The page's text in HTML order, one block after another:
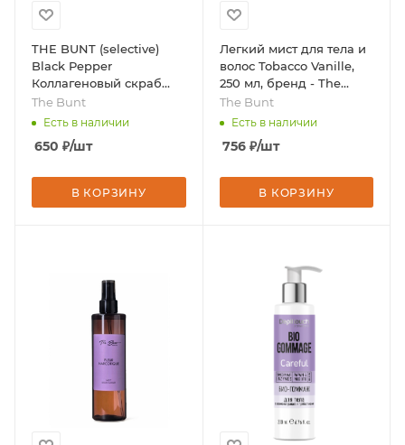
THE BUNT (selective)
Black Pepper
Коллагеновый скраб
для тела, 250мл, бренд -
The Bunt
The Bunt
Есть в наличии
650 ₽/шт
В КОРЗИНУ
Легкий мист для тела и
волос Tobacco Vanille,
250 мл, бренд - The
Bunt
The Bunt
Есть в наличии
756₽/шт
В КОРЗИНУ